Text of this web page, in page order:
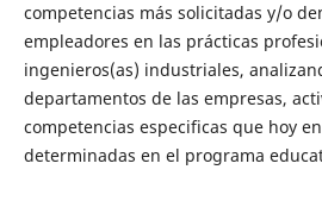
competencias más solicitadas y/o
empleadores en las prácticas
ingenieros(as) industriales,
departamentos de las empresas,
competencias especificas que hoy
determinadas en el programa